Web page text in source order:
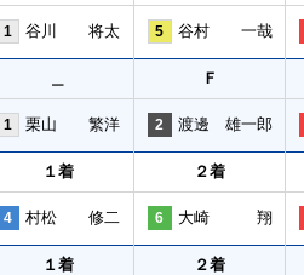
1 谷川 将太 5 谷村 一哉
Ｆ
1 栗山 繁洋 2 渡邊 雄一郎
１着 ２着
4 村松 修二 6 大崎 翔
１着 ２着